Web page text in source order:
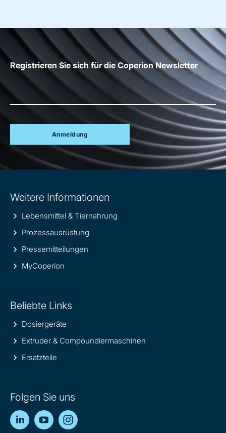
Registrieren Sie sich für die Coperion Newsletter
Anmeldung
information
Weitere Informationen
Lebensmittel & Tiernahrung
Prozessausrüstung
Pressemitteilungen
MyCoperion
Beliebte Links
Dosiergeräte
Extruder & Compoundiermaschinen
Ersatzteile
Folgen Sie uns
LinkedInYouTube